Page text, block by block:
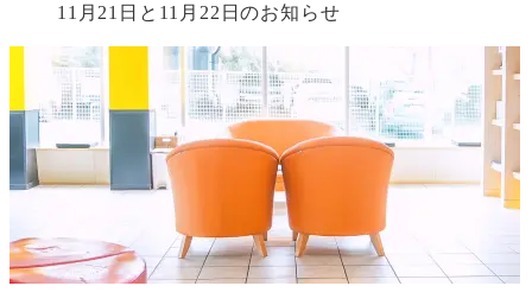
11月21日と11月22日のお知らせ